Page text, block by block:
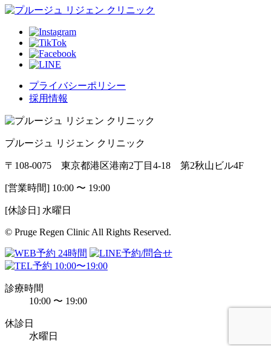
プライバシーポリシー
採用情報
プルージュ リジェン クリニック
〒108-0075 東京都港区港南2丁目4-18 第2秋山ビル4F
[営業時間] 10:00 〜 19:00
[休診日] 水曜日
© Pruge Regen Clinic All Rights Reserved.
診療時間
10:00 〜 19:00
休診日
水曜日